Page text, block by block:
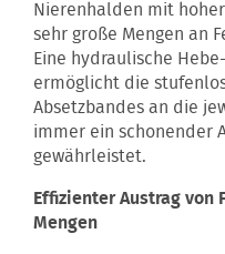
Nierenhalden mit
sehr große Mengen an
Eine hydraulische
ermöglicht die
Absetzbandes an die
immer ein schonender
gewährleistet.
Effizienter Austrag
Mengen